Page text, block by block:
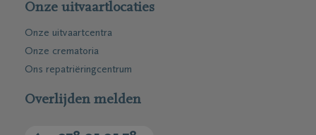
Onze uitvaartlocaties
Onze uitvaartcentra
Onze crematoria
Ons repatriëringcentrum
Overlijden melden